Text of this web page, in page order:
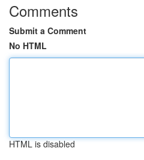
Comments
Submit a Comment
No HTML
HTML is disabled